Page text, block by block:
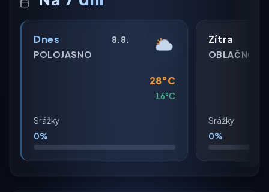
Dnes
8.8.
POLOJASNO
28°C
16°C
Srážky
0%
Zítra
OBLAČNO
Srážky
0%